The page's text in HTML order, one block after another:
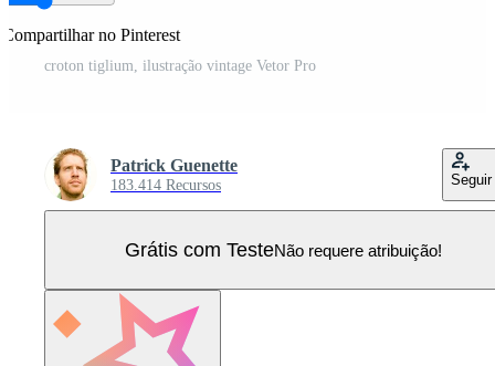
Compartilhar no Pinterest
croton tiglium, ilustração vintage Vetor Pro
Patrick Guenette
183.414 Recursos Seguir
Grátis com TesteNão requere atribuição!